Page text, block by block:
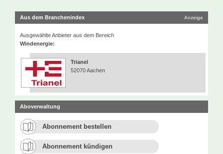
Aus dem Branchenindex Anzeige
Ausgewählte Anbieter aus dem Bereich
Windenergie:
Trianel
52070 Aachen
Aboverwaltung
Abonnement bestellen
Abonnement kündigen